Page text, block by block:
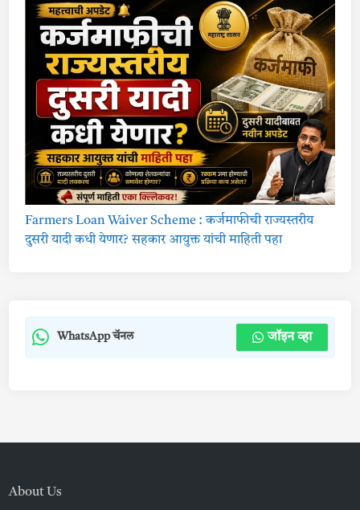
Farmers Loan Waiver Scheme : कर्जमाफीची राज्यस्तरीय
दुसरी यादी कधी येणार? सहकार आयुक्त यांची माहिती पहा
WhatsApp चॅनल जॉइन व्हा
About Us